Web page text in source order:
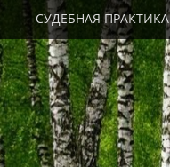
СУДЕБНАЯ ПРАКТИКА